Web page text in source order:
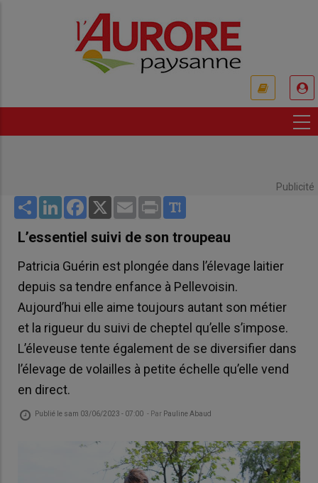
Publicité
Share LinkedInFacebook
X Email Print
L’essentiel suivi de son troupeau
Patricia Guérin est plongée dans l’élevage laitier
depuis sa tendre enfance à Pellevoisin.
Aujourd’hui elle aime toujours autant son métier
et la rigueur du suivi de cheptel qu’elle s’impose.
L’éleveuse tente également de se diversifier dans
l’élevage de volailles à petite échelle qu’elle vend
en direct.
Publié le sam 03/06/2023 - 07:00 - Par Pauline Abaud